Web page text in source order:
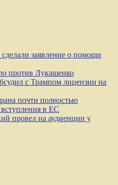
заявление о помощи
против Лукашенко
с Трампом лицензии на
почти полностью
в ЕС
провел на аудиенции у